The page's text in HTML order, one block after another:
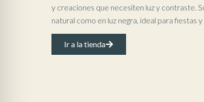
y creaciones que necesiten luz y contraste.
natural como en luz negra, ideal para fiestas
Ir a la tienda